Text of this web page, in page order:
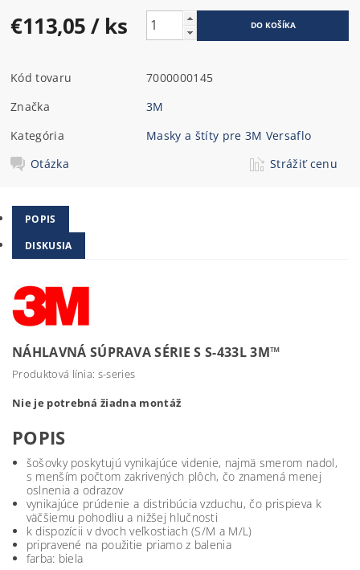
€113,05/ ks
Kód tovaru
7000000145
Značka
3M
Kategória
Masky a štíty pre 3M Versaflo
Otázka
Strážiť cenu
POPIS
DISKUSIA
NÁHLAVNÁ SÚPRAVA SÉRIE S S-433L 3M™
Produktová línia: s-series
Nie je potrebná žiadna montáž
POPIS
šošovky poskytujú vynikajúce videnie, najmä smerom nadol,
s menším počtom zakrivených plôch, čo znamená menej
oslnenia a odrazov
vynikajúce prúdenie a distribúcia vzduchu, čo prispieva k
väčšiemu pohodliu a nižšej hlučnosti
k dispozícii v dvoch veľkostiach (S/M a M/L)
pripravené na použitie priamo z balenia
farba: biela